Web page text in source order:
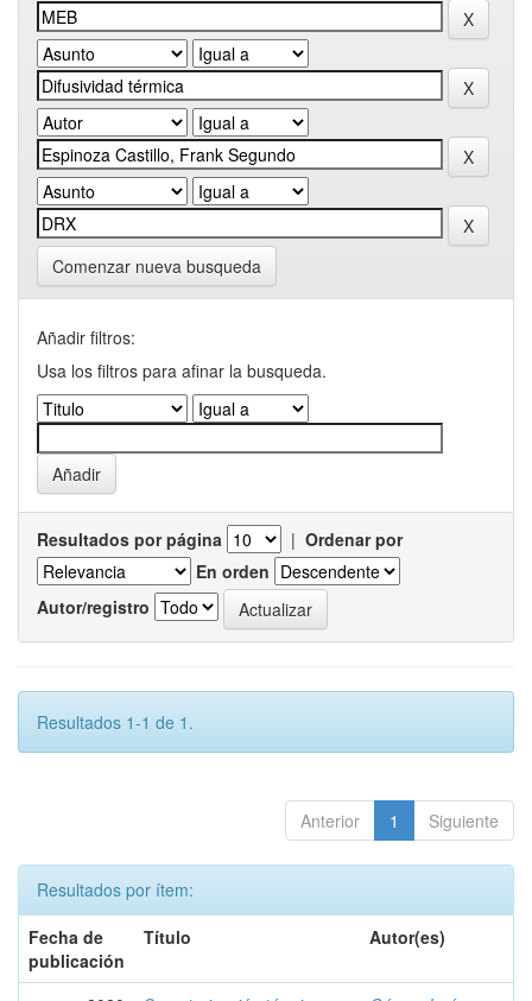
Comenzar nueva busqueda
Añadir filtros:
Usa los filtros para afinar la busqueda.
Resultados por página | Ordenar por
En orden
Autor/registro
Resultados 1-1 de 1.
Anterior 1 Siguiente
Resultados por ítem:
Fecha de
publicación
Título Autor(es)